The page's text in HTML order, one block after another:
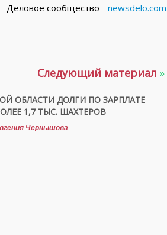
Деловое сообщество - newsdelo.com
Следующий материал »
ОБЛАСТИ ДОЛГИ ПО ЗАРПЛАТЕ
1,7 ТЫС. ШАХТЕРОВ
Чернышова